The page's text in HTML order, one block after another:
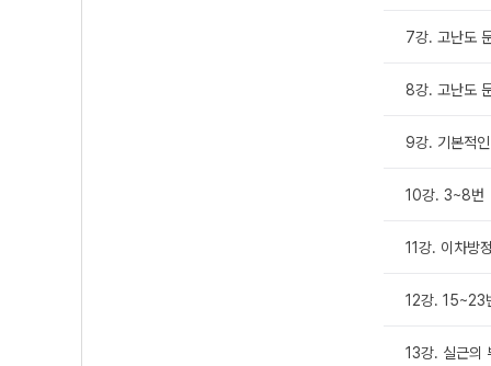
7강. 고난도
8강. 고난도
9강. 기본적
10강. 3~8번
11강. 이차방
12강. 15~23
13강. 실근의